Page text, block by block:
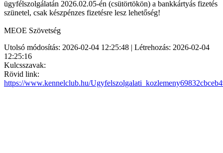
ügyfélszolgálatán 2026.02.05-én (csütörtökön) a bankkártyás fizetés
szünetel, csak készpénzes fizetésre lesz lehetőség!
MEOE Szövetség
Utolsó módosítás: 2026-02-04 12:25:48 | Létrehozás: 2026-02-04
12:25:16
Kulcsszavak:
Rövid link:
https://www.kennelclub.hu/